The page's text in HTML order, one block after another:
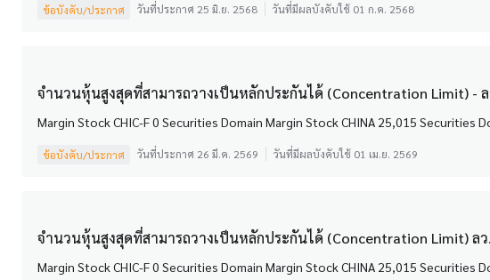
ข้อบังคับ/ประกาศ วันที่ประกาศ 25 มิ.ย. 2568 วันที่มีผลบังคับใช้ 01 ก.ค. 2568
จำนวนหุ้นสูงสุดที่สามารถวางเป็นหลักประกันได้ (Concentration Limit) -
Margin Stock CHIC-F 0 Securities
ข้อบังคับ/ประกาศ วันที่ประกาศ 26 มี.ค. 2569 วันที่มีผลบังคับใช้ 01 เม.ย. 2569
จำนวนหุ้นสูงสุดที่สามารถวางเป็นหลักประกันได้ (Concentration Limit) ลว
Margin Stock CHIC-F 0 Securities